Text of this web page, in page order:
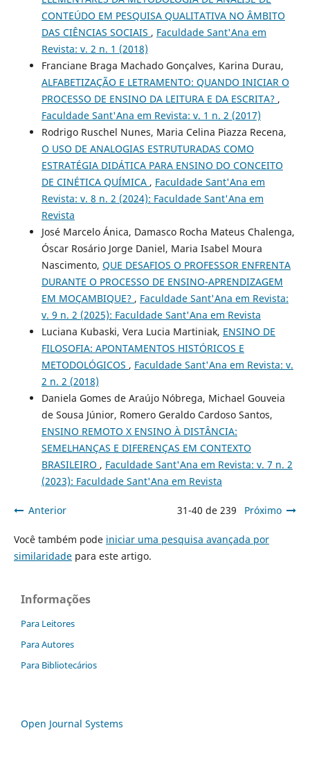
CONTEÚDO EM PESQUISA QUALITATIVA NO ÂMBITO
DAS CIÊNCIAS SOCIAIS , Faculdade Sant'Ana em
Revista: v. 2 n. 1 (2018)
Franciane Braga Machado Gonçalves, Karina Durau,
ALFABETIZAÇÃO E LETRAMENTO: QUANDO INICIAR O
PROCESSO DE ENSINO DA LEITURA E DA ESCRITA? ,
Faculdade Sant'Ana em Revista: v. 1 n. 2 (2017)
Rodrigo Ruschel Nunes, Maria Celina Piazza Recena,
O USO DE ANALOGIAS ESTRUTURADAS COMO
ESTRATÉGIA DIDÁTICA PARA ENSINO DO CONCEITO
DE CINÉTICA QUÍMICA , Faculdade Sant'Ana em
Revista: v. 8 n. 2 (2024): Faculdade Sant'Ana em
Revista
José Marcelo Ánica, Damasco Rocha Mateus Chalenga,
Óscar Rosário Jorge Daniel, Maria Isabel Moura
Nascimento, QUE DESAFIOS O PROFESSOR ENFRENTA
DURANTE O PROCESSO DE ENSINO-APRENDIZAGEM
EM MOÇAMBIQUE? , Faculdade Sant'Ana em Revista:
v. 9 n. 2 (2025): Faculdade Sant'Ana em Revista
Luciana Kubaski, Vera Lucia Martiniak, ENSINO DE
FILOSOFIA: APONTAMENTOS HISTÓRICOS E
METODOLÓGICOS , Faculdade Sant'Ana em Revista: v.
2 n. 2 (2018)
Daniela Gomes de Araújo Nóbrega, Michael Gouveia
de Sousa Júnior, Romero Geraldo Cardoso Santos,
ENSINO REMOTO X ENSINO À DISTÂNCIA:
SEMELHANÇAS E DIFERENÇAS EM CONTEXTO
BRASILEIRO , Faculdade Sant'Ana em Revista: v. 7 n. 2
(2023): Faculdade Sant'Ana em Revista
Anterior 31-40 de 239 Próximo
Você também pode iniciar uma pesquisa avançada por
similaridadepara este artigo.
Informações
Para Leitores
Para Autores
Para Bibliotecários
Open Journal Systems